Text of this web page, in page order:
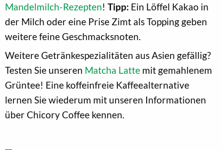
Mandelmilch-Rezepten! Tipp: Ein Löffel Kakao in
der Milch oder eine Prise Zimt als Topping geben
weitere feine Geschmacksnoten.
Weitere Getränkespezialitäten aus Asien gefällig?
Testen Sie unseren Matcha Latte mit gemahlenem
Grüntee! Eine koffeinfreie Kaffeealternative
lernen Sie wiederum mit unseren Informationen
über Chicory Coffee kennen.